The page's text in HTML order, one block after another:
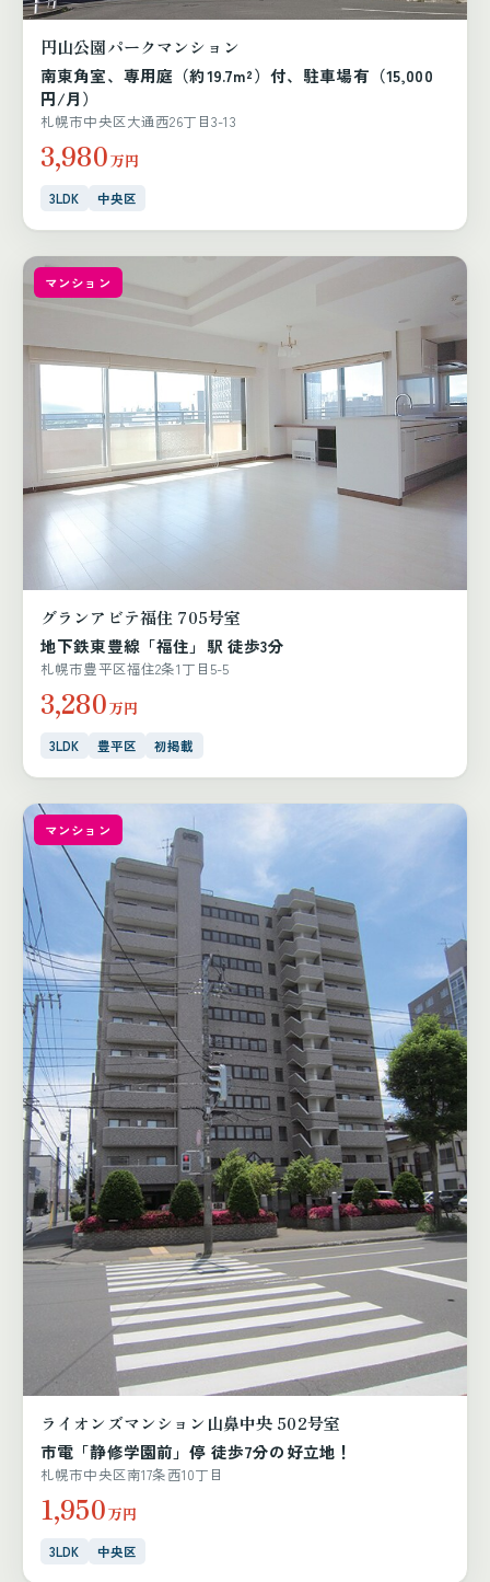
円山公園パークマンション
南東角室、専用庭（約19.7m²）付、駐車場有（15,000
円/月）
札幌市中央区大通西26丁目3-13
3,980万円
3LDK 中央区
マンション
グランアビテ福住 705号室
地下鉄東豊線「福住」駅 徒歩3分
札幌市豊平区福住2条1丁目5-5
3,280万円
3LDK 豊平区 初掲載
マンション
ライオンズマンション山鼻中央 502号室
市電「静修学園前」停 徒歩7分の好立地！
札幌市中央区南17条西10丁目
1,950万円
3LDK 中央区